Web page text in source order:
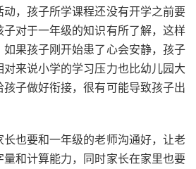
，孩子所学课程还没有开学之前要
对于一年级的知识有所了解，这样
果孩子刚开始患了心会安静，孩子
来说小学的学习压力也比幼儿园大
子做好衔接，很有可能导致孩子出
也要和一年级的老师沟通好，让老
和计算能力，同时家长在家里也要